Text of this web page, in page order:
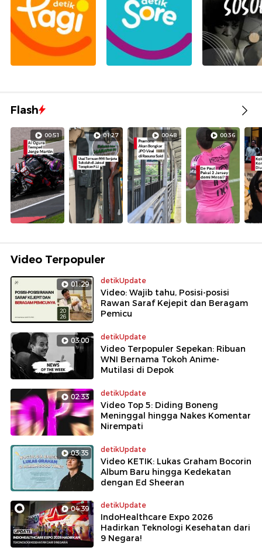
Flash
00:51 01:27 00:48 00:36
Video Terpopuler
01:29 detikUpdate
Video: Wajib tahu, Posisi-posisi
Rawan Saraf Kejepit dan Beragam
Pemicu
03:00 detikUpdate
Video Terpopuler Sepekan: Ribuan
WNI Bernama Tokoh Anime-
Mutilasi di Depok
02:33 detikUpdate
Video Top 5: Diding Boneng
Meninggal hingga Nakes Komentar
Nirempati
03:35 detikUpdate
Video KETIK: Lukas Graham Bocorin
Album Baru hingga Kedekatan
dengan Ed Sheeran
04:39 detikUpdate
IndoHealthcare Expo 2026
Hadirkan Teknologi Kesehatan dari
9 Negara!